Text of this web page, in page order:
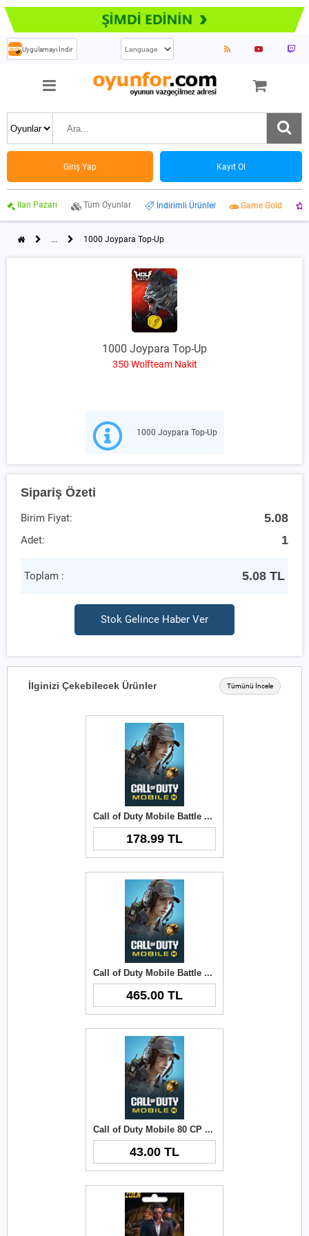
Uygulamayı İndir
Giriş Yap Kayıt Ol
İlan Pazarı Tüm Oyunlar İndirimli Ürünler Game Gold
... 1000 Joypara Top-Up
1000 Joypara Top-Up
350 Wolfteam Nakit
1000 Joypara Top-Up
Sipariş Özeti
Birim Fiyat: 5.08
Adet: 1
Toplam : 5.08 TL
Stok Gelince Haber Ver
İlginizi Çekebilecek Ürünler Tümünü İncele
Call of Duty Mobile Battle Pass Top-Up
178.99 TL
Call of Duty Mobile Battle Pass Bundle Top-Up
465.00 TL
Call of Duty Mobile 80 CP Top-Up
43.00 TL